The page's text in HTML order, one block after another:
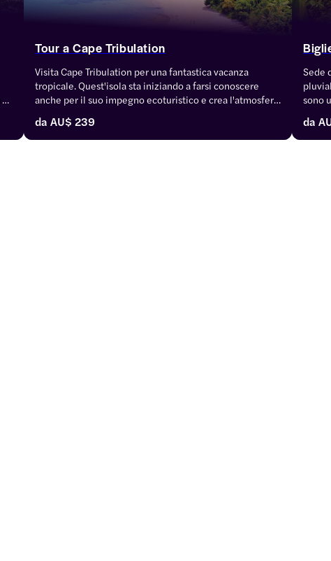
Tour a Cape Tribulation
Visita Cape Tribulation per una fantastica vacanza
tropicale. Quest'isola sta iniziando a farsi conoscere
anche per il suo impegno ecoturistico e crea l'atmosfera
si tratti di rilassarsi sotto il caldo sole o di indossare
l'attrezzatura per un'avventura in acqua, il divertimento
da AU$ 239
Sede
sono
da